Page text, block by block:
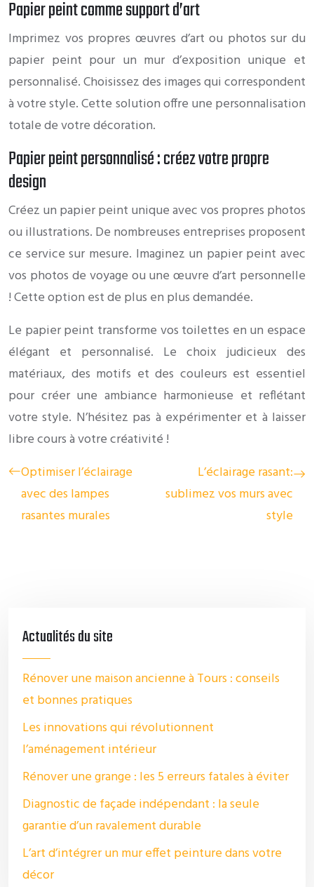
Papier peint comme support d’art
Imprimez vos propres œuvres d’art ou photos sur du
papier peint pour un mur d’exposition unique et
personnalisé. Choisissez des images qui correspondent
à votre style. Cette solution offre une personnalisation
totale de votre décoration.
Papier peint personnalisé : créez votre propre
design
Créez un papier peint unique avec vos propres photos
ou illustrations. De nombreuses entreprises proposent
ce service sur mesure. Imaginez un papier peint avec
vos photos de voyage ou une œuvre d’art personnelle
! Cette option est de plus en plus demandée.
Le papier peint transforme vos toilettes en un espace
élégant et personnalisé. Le choix judicieux des
matériaux, des motifs et des couleurs est essentiel
pour créer une ambiance harmonieuse et reflétant
votre style. N’hésitez pas à expérimenter et à laisser
libre cours à votre créativité !
Optimiser l’éclairage
avec des lampes
rasantes murales
L’éclairage rasant:
sublimez vos murs avec
style
Actualités du site
Rénover une maison ancienne à Tours : conseils
et bonnes pratiques
Les innovations qui révolutionnent
l’aménagement intérieur
Rénover une grange : les 5 erreurs fatales à éviter
Diagnostic de façade indépendant : la seule
garantie d’un ravalement durable
L’art d’intégrer un mur effet peinture dans votre
décor